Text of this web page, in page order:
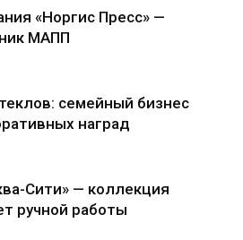
«Норгис Пресс» —
МАПП
семейный бизнес
наград
Сити» — коллекция
ручной работы